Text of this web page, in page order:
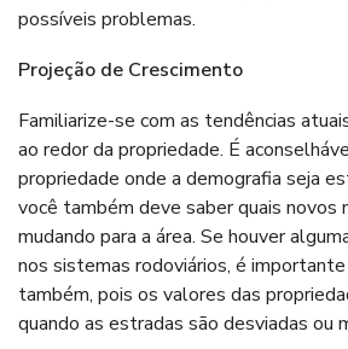
possíveis problemas.
Projeção de Crescimento
Familiarize-se com as tendências
ao redor da propriedade. É
propriedade onde a demografia seja
você também deve saber quais novos
mudando para a área. Se houver
nos sistemas rodoviários, é
também, pois os valores das
quando as estradas são desviadas ou